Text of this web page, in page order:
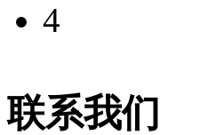
4
联系我们